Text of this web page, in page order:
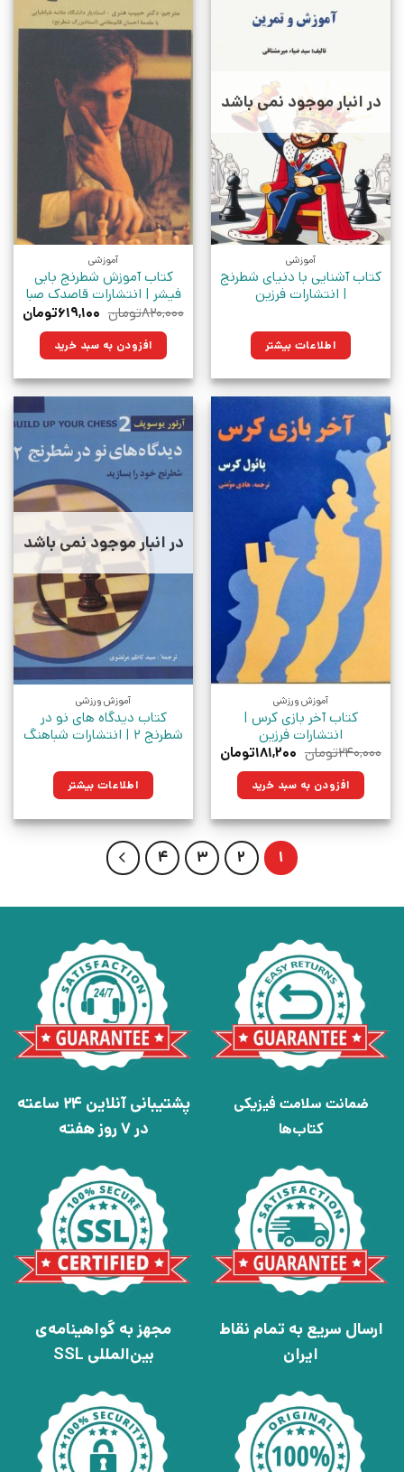
در انبار موجود نمی باشد
آموزشی
کتاب آشنایی با دنیای شطرنج
| انتشارات فرزین
اطلاعات بیشتر
آموزشی
کتاب آموزش شطرنج بابی
فیشر | انتشارات قاصدک صبا
۸۲۰,۰۰۰تومان قیمت
۸۲۰,۰۰۰تومان
بود.
۶۱۹,۱۰۰تومان
افزودن به سبد خرید
آموزش ورزشی
کتاب آخر بازی کرس |
انتشارات فرزین
۲۴۰,۰۰۰تومان قیمت
۲۴۰,۰۰۰تومان
بود.
۱۸۱,۲۰۰تومانقیمت
فعلی:
افزودن به سبد خرید
در انبار موجود نمی باشد
آموزش ورزشی
کتاب دیدگاه های نو در
شطرنج 2 | انتشارات شباهنگ
اطلاعات بیشتر
1
2
3
4
ضمانت سلامت فیزیکی
کتاب‌ها
پشتیبانی آنلاین 24 ساعته
در 7 روز هفته
ارسال سریع به تمام نقاط
ایران
مجهز به گواهینامه‌ی
بین‌المللی SSL